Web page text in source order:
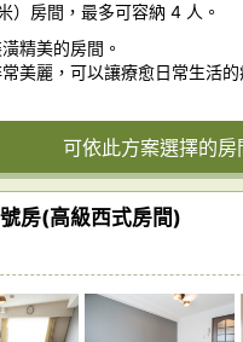
）房間，最多可容納 4 人。
精美的房間。
美麗，可以讓療愈日常生活的
可依此方案選擇的房
房(高級西式房間)